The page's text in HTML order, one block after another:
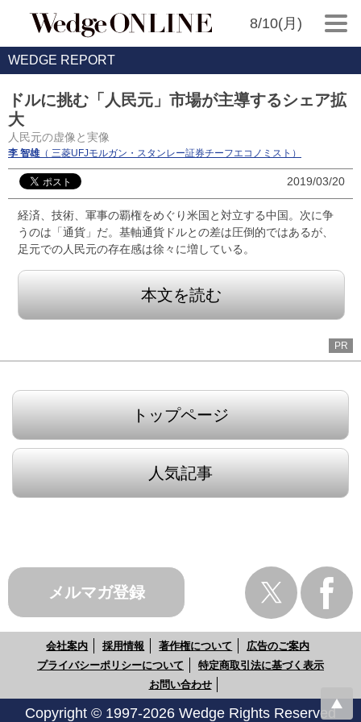
8/10(月)
WEDGE REPORT
ドルに挑む「人民元」市場が主導するシェア拡
大
人民元の虚像と実像
李 智雄（ 三菱UFJモルガン・スタンレー証券チーフエコノミスト）
2019/03/20
経済、技術、軍事の覇権をめぐり米国と対立する中国。次に争
うのは「通貨」だ。基軸通貨ドルとの差は圧倒的ではあるが、
足元での人民元の存在感は徐々に増している。
本文を読む
PR
トップページ
人気記事
メルマガ登録
会社案内 採用情報 著作権について
広告のご案内
プライバシーポリシーについて
特定商取引法に基づく表示
お問い合わせ
Copyright © 1997-2026 Wedge Rights Reserved